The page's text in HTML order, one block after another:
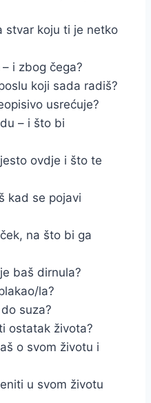
stvar koju ti je netko
i zbog čega?
koji sada radiš?
usrećuje?
– i što bi
ovdje i što te
kad se pojavi
na što bi ga
baš dirnula?
la?
suza?
ostatak života?
o svom životu i
u svom životu